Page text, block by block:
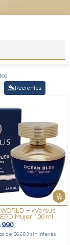
Recientes
– «Versus
Mujer 100 ml
de $6.663 sin interés